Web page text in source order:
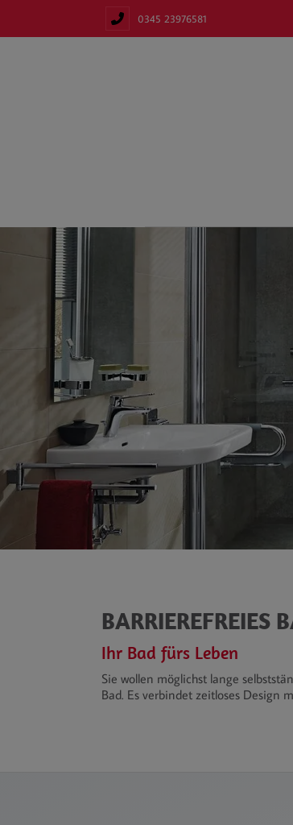
0345 23976581
BARRIEREFREIES
Ihr Bad fürs Leben
Sie wollen möglichst lange
Bad. Es verbindet zeitloses